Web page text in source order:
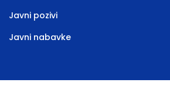
Javni pozivi
Javni nabavke